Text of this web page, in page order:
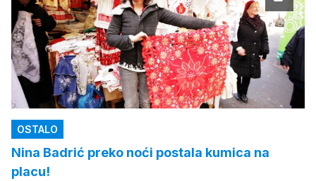
OSTALO
Nina Badrić preko noći postala kumica na
placu!